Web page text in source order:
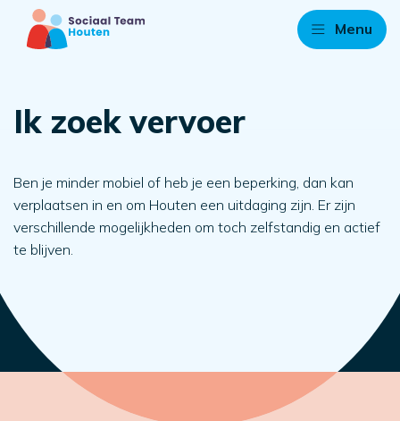
Menu
Ik zoek vervoer
Ben je minder mobiel of heb je een beperking, dan kan
verplaatsen in en om Houten een uitdaging zijn. Er zijn
verschillende mogelijkheden om toch zelfstandig en actief
te blijven.